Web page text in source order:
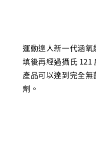
運動達人新一代涵
填後再經過攝氏 121
產品可以達到完全
劑。